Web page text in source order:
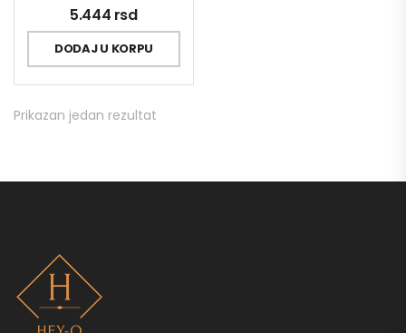
5.444 rsd
DODAJ U KORPU
Prikazan jedan rezultat